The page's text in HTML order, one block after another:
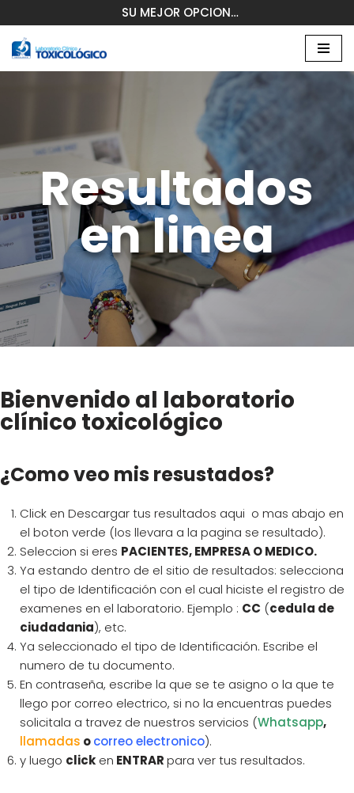
Saltar
al
SU MEJOR OPCION…
Resultados
en linea
Bienvenido al laboratorio
clínico toxicológico
¿Como veo mis resustados?
Click en Descargar tus resultados aqui o mas abajo en
el boton verde (los llevara a la pagina se resultado).
Seleccion si eres PACIENTES, EMPRESA O MEDICO.
Ya estando dentro de el sitio de resultados: selecciona
el tipo de Identificación con el cual hiciste el registro de
examenes en el laboratorio. Ejemplo : CC (cedula de
ciudadania), etc.
Ya seleccionado el tipo de Identificación. Escribe el
numero de tu documento.
En contraseña, escribe la que se te asigno o la que te
llego por correo electrico, si no la encuentras puedes
solicitala a travez de nuestros servicios (Whatsapp,
llamadas ocorreo electronico).
y luego click en ENTRARpara ver tus resultados.